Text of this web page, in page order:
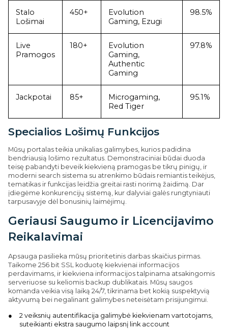
Stalo
Lošimai
450+
Evolution
Gaming, Ezugi
98.5%
Live
Pramogos
180+
Evolution
Gaming,
Authentic
Gaming
97.8%
Jackpotai 85+
Microgaming,
Red Tiger
95.1%
Specialios Lošimų Funkcijos
Mūsų portalas teikia unikalias galimybes, kurios padidina
bendriausią lošimo rezultatus. Demonstraciniai būdai duoda
teisę pabandyti beveik kiekvieną pramogas be tikrų pinigų, ir
moderni search sistema su atrenkimo būdais remiantis teikėjus,
tematikas ir funkcijas leidžia greitai rasti norimą žaidimą. Dar
įdiegėme konkurencijų sistemą, kur dalyviai galės rungtyniauti
tarpusavyje dėl bonusinių laimėjimų.
Geriausi Saugumo ir Licencijavimo
Reikalavimai
Apsauga pasilieka mūsų prioritetinis darbas skaičius pirmas.
Taikome 256 bit SSL koduotę kiekvienai informacijos
perdavimams, ir kiekviena informacijos talpinama atsakingomis
serveriuose su keliomis backup dublikatais. Mūsų saugos
komanda veikia visą laiką 24/7, tikrinama bet kokią suspektyvią
aktyvumą bei negalinant galimybes neteisėtam prisijungimui.
2 veiksnių autentifikacija galimybė kiekvienam vartotojams,
suteikianti ekstra saugumo laipsnį link account